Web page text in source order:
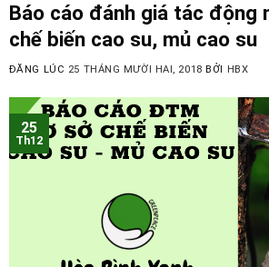
Báo cáo đánh giá tác động
chế biến cao su, mủ cao su
ĐĂNG LÚC 25 THÁNG MƯỜI HAI, 2018 BỞI HBX
25
Th12